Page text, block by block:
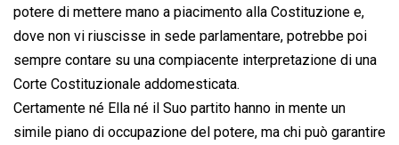
potere di mettere mano a piacimento alla Costituzione e,
dove non vi riuscisse in sede parlamentare, potrebbe poi
sempre contare su una compiacente interpretazione di una
Corte Costituzionale addomesticata.
Certamente né Ella né il Suo partito hanno in mente un
simile piano di occupazione del potere, ma chi può garantire